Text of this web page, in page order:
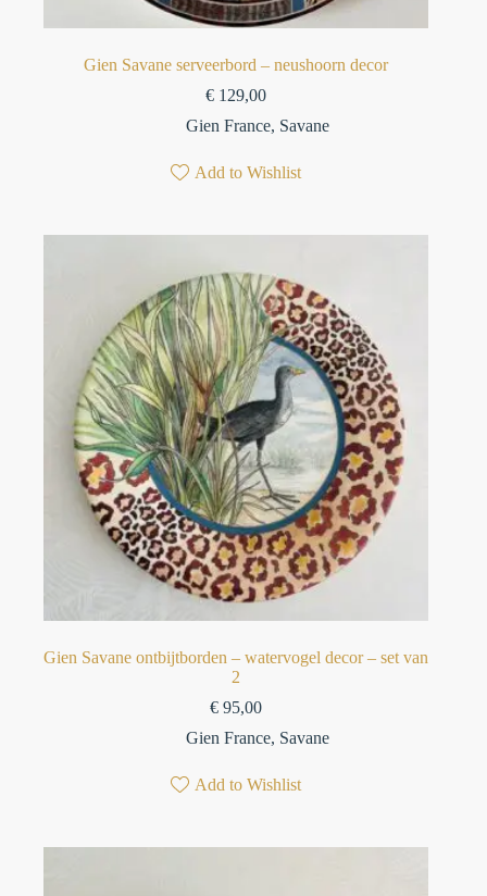
Gien Savane serveerbord – neushoorn decor⁠
€ 129,00
Gien France, Savane
Add to Wishlist
⁠Gien Savane ontbijtborden – watervogel decor⁠ – set van
2
€ 95,00
Gien France, Savane
Add to Wishlist